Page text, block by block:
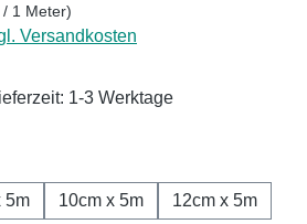
1 Meter)
Versandkosten
1-3 Werktage
5m 10cm x 5m
12cm x 5m